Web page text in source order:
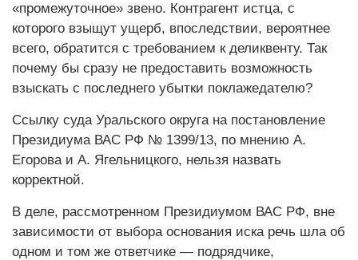
«промежуточное» звено. Контрагент истца, с
которого взыщут ущерб, впоследствии, вероятнее
всего, обратится с требованием к деликвенту. Так
почему бы сразу не предоставить возможность
взыскать с последнего убытки поклажедателю?
Ссылку суда Уральского округа на постановление
Президиума ВАС РФ № 1399/13, по мнению А.
Егорова и А. Ягельницкого, нельзя назвать
корректной.
В деле, рассмотренном Президиумом ВАС РФ, вне
зависимости от выбора основания иска речь шла об
одном и том же ответчике — подрядчике,